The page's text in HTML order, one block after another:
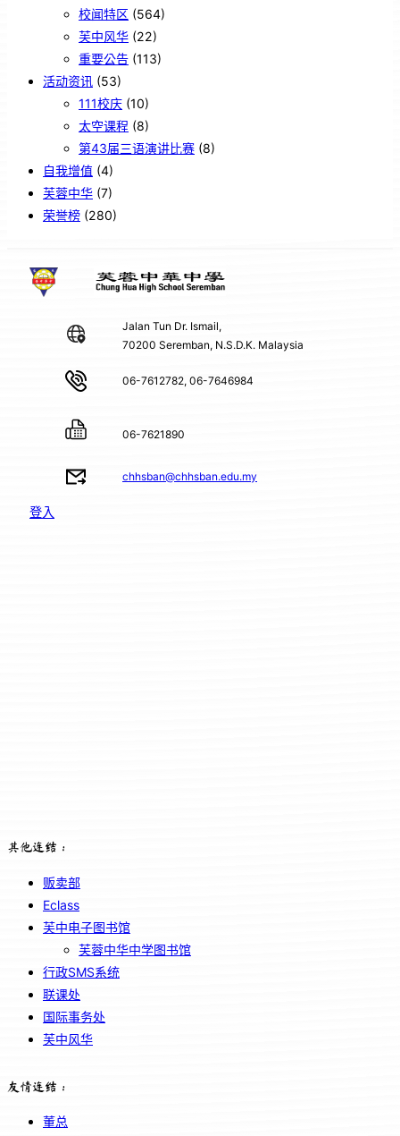
校闻特区 (564)
芙中风华 (22)
重要公告 (113)
活动资讯 (53)
111校庆 (10)
太空课程 (8)
第43届三语演讲比赛 (8)
自我增值 (4)
芙蓉中华 (7)
荣誉榜 (280)
Jalan Tun Dr. Ismail,
70200 Seremban, N.S.D.K. Malaysia
06-7612782, 06-7646984
06-7621890
chhsban@chhsban.edu.my
登入
其他连结：
贩卖部
Eclass
芙中电子图书馆
芙蓉中华中学图书馆
行政SMS系统
联课处
国际事务处
芙中风华
友情连结：
董总